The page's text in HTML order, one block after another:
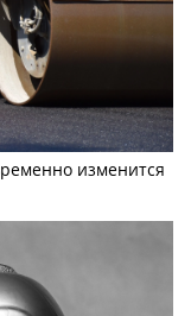
изменится